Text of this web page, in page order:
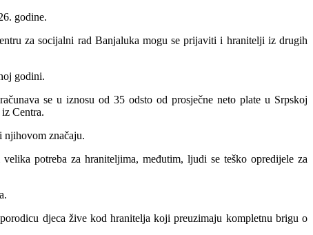
godine.
za socijalni rad Banjaluka mogu se prijaviti i hranitelji iz drugih
godini.
se u iznosu od 35 odsto od prosječne neto plate u Srpskoj
Centra.
njihovom značaju.
potreba za hraniteljima, međutim, ljudi se teško opredijele za
djeca žive kod hranitelja koji preuzimaju kompletnu brigu o